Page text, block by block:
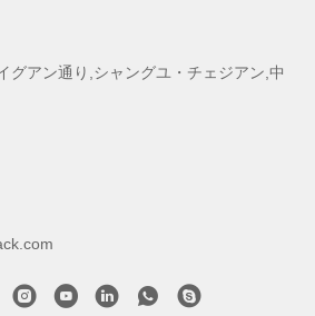
グアン通り,シャングユ・チェジアン,中